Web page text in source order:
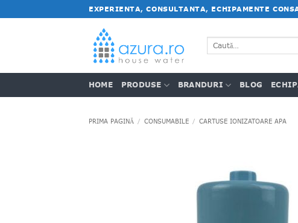
la
EXPERIENTA, CONSULTANTA, ECHIPAMENTE
Caută
după:
HOME PRODUSE BRANDURI BLOG
PRIMA PAGINĂ / CONSUMABILE / CARTUSE IONIZATOARE APA